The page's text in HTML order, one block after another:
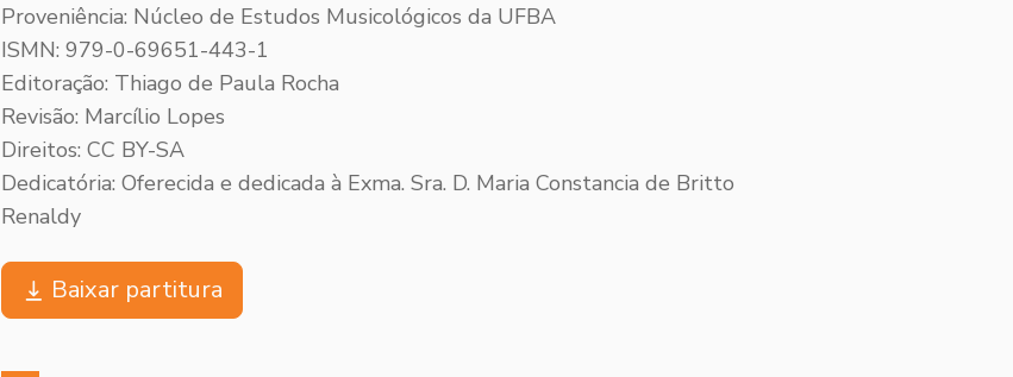
Proveniência: Núcleo de Estudos Musicológicos da UFBA
ISMN: 979-0-69651-443-1
Editoração: Thiago de Paula Rocha
Revisão: Marcílio Lopes
Direitos: CC BY-SA
Dedicatória: Oferecida e dedicada à Exma. Sra. D. Maria Constancia de Britto
Renaldy
Baixar partitura